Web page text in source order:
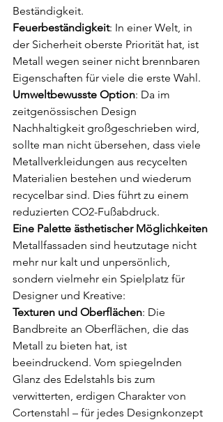
Beständigkeit.
Feuerbeständigkeit: In einer Welt, in
der Sicherheit oberste Priorität hat, ist
Metall wegen seiner nicht brennbaren
Eigenschaften für viele die erste Wahl.
Umweltbewusste Option: Da im
zeitgenössischen Design
Nachhaltigkeit großgeschrieben wird,
sollte man nicht übersehen, dass viele
Metallverkleidungen aus recycelten
Materialien bestehen und wiederum
recycelbar sind. Dies führt zu einem
reduzierten CO2-Fußabdruck.
Eine Palette ästhetischer Möglichkeiten
Metallfassaden sind heutzutage nicht
mehr nur kalt und unpersönlich,
sondern vielmehr ein Spielplatz für
Designer und Kreative:
Texturen und Oberflächen: Die
Bandbreite an Oberflächen, die das
Metall zu bieten hat, ist
beeindruckend. Vom spiegelnden
Glanz des Edelstahls bis zum
verwitterten, erdigen Charakter von
Cortenstahl – für jedes Designkonzept